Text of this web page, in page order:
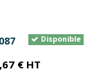
Disponible
€ HT